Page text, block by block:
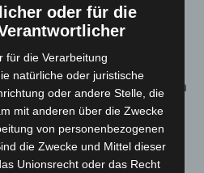
bei
und Zscaler starten
Cloud-Sicherheitsplattform
Jeder Zweite weiß nach
nicht, was zu tun ist
oder für die
für die Verarbeitung
natürliche oder juristische
oder andere Stelle, die
mit anderen über die Zwecke
von personenbezogenen
die Zwecke und Mittel dieser
Unionsrecht oder das Recht